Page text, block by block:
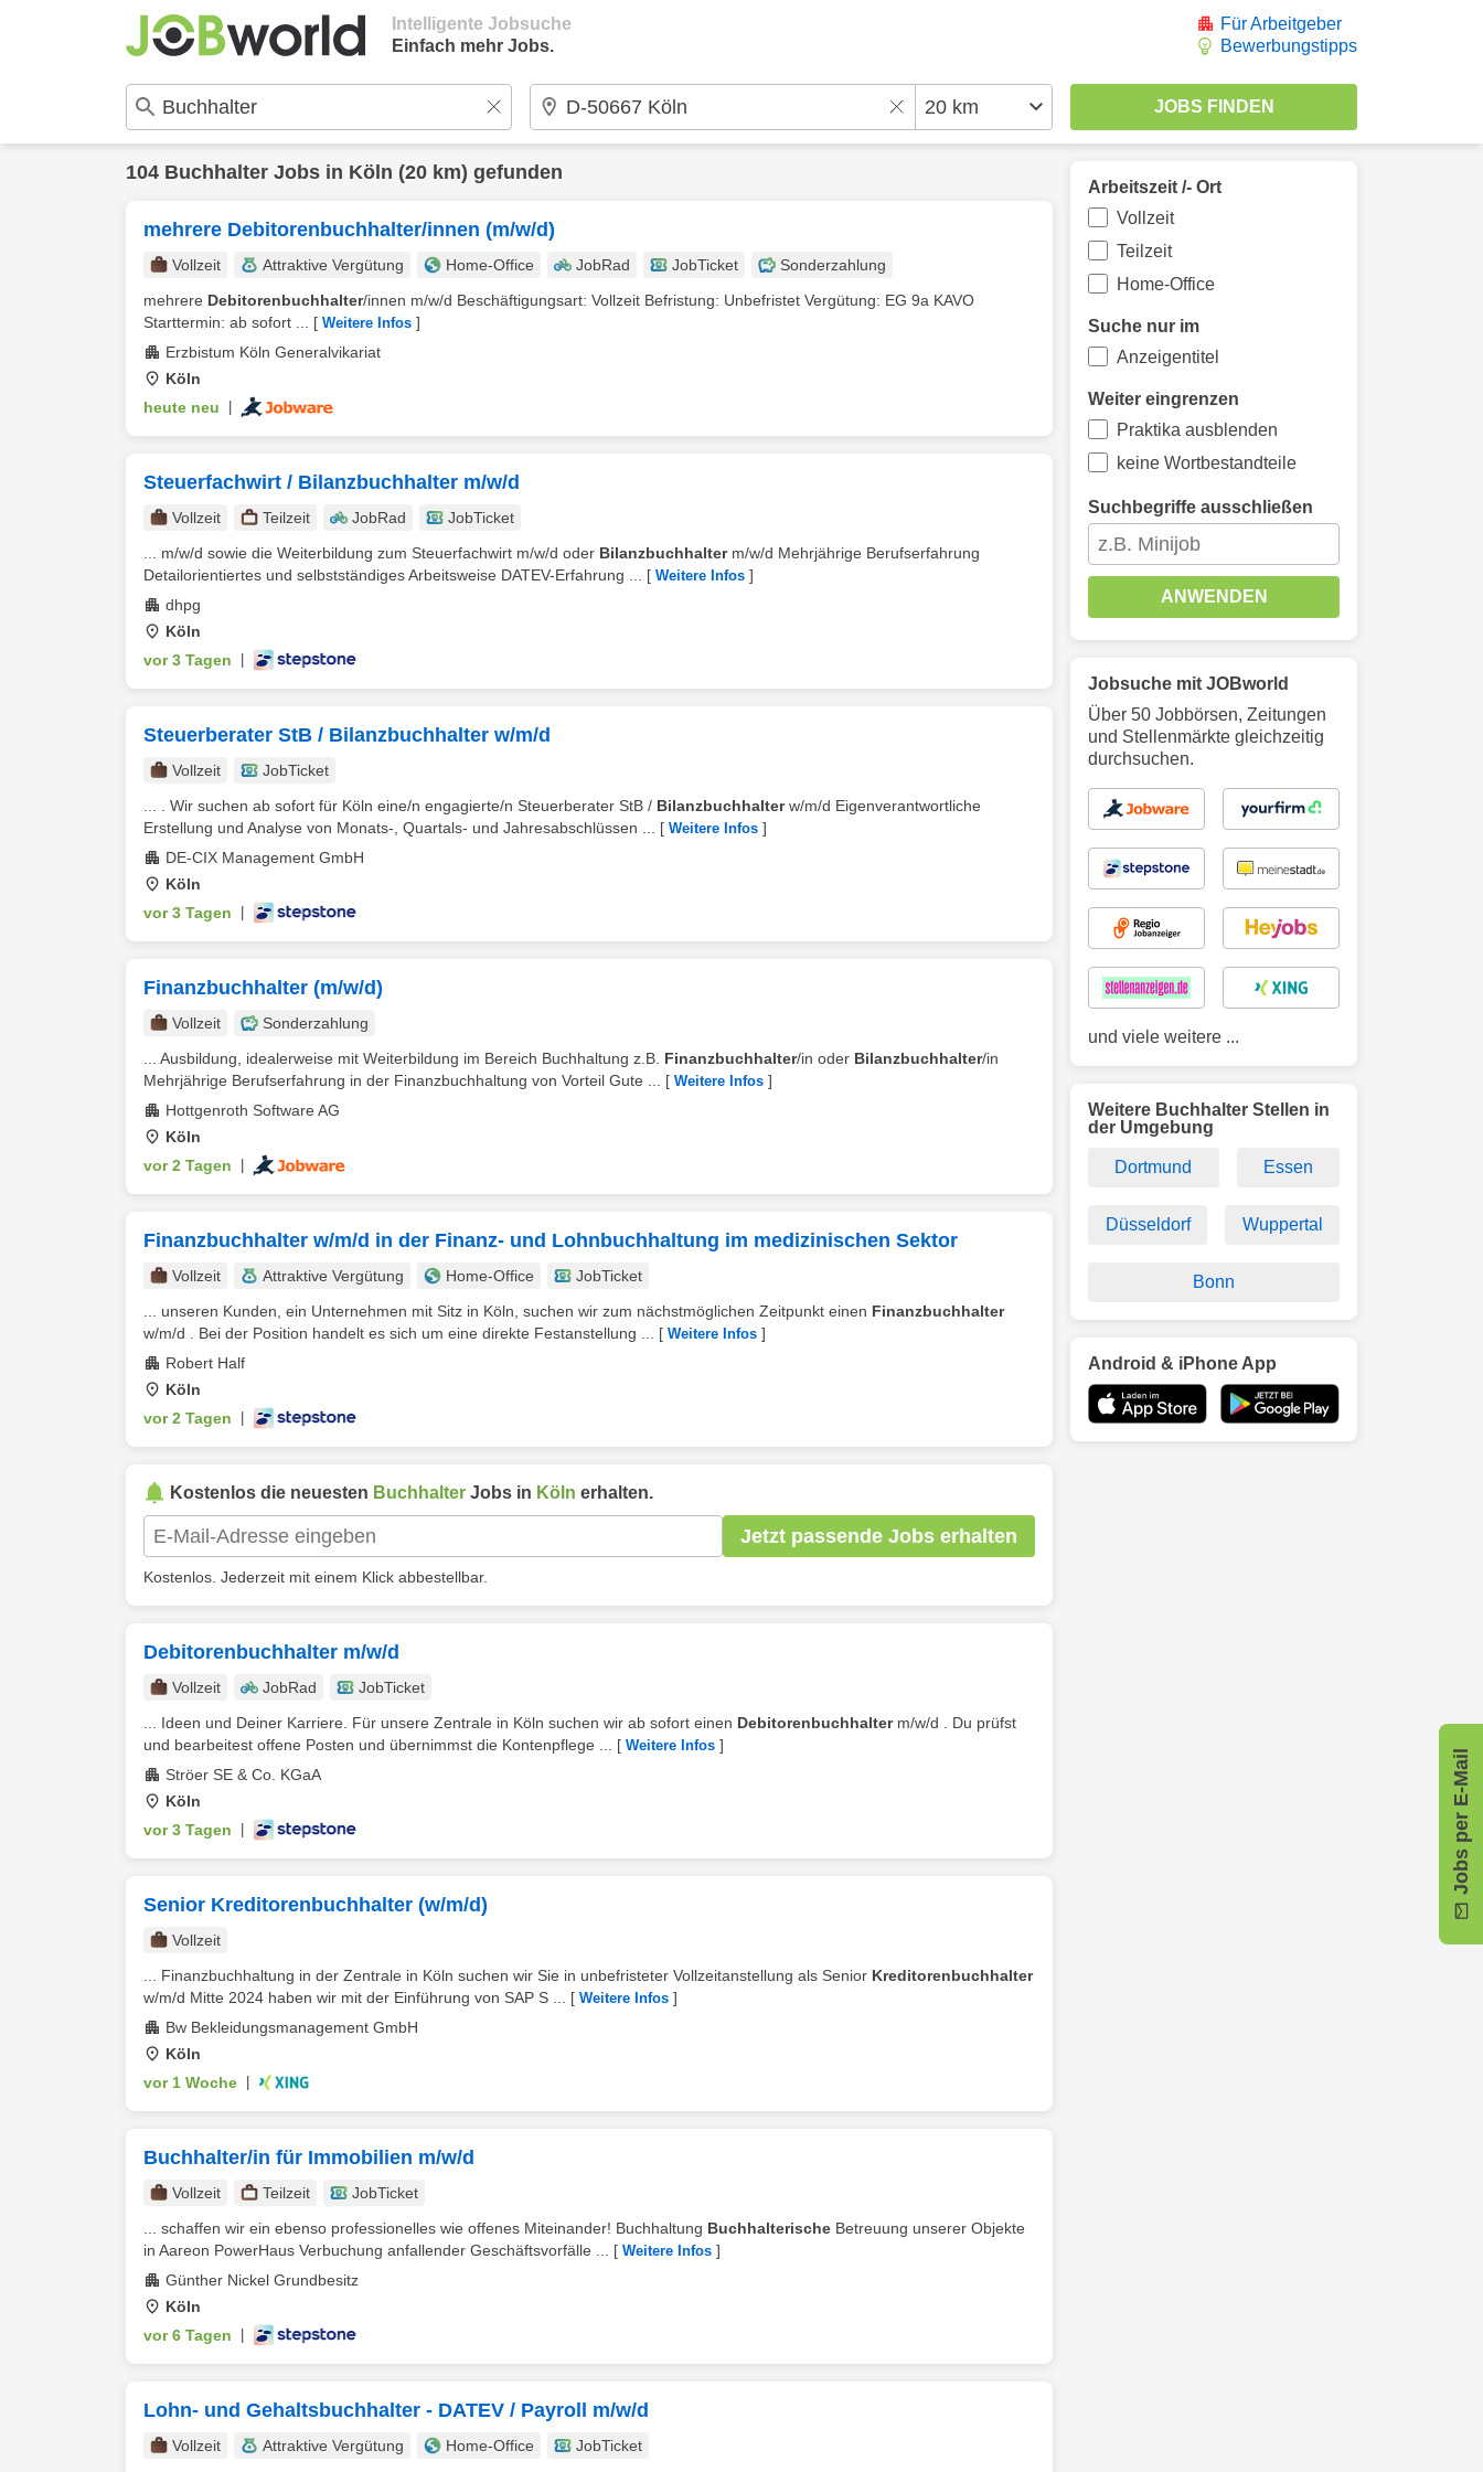
Intelligente Jobsuche
Einfach mehr Jobs.
Für Arbeitgeber
Bewerbungstipps
104 Buchhalter Jobs in Köln (20 km) gefunden
mehrere Debitorenbuchhalter/innen (m/w/d)
Vollzeit Attraktive Vergütung Home-Office JobRad JobTicket
Sonderzahlung
mehrere Debitorenbuchhalter/innen m/w/d Beschäftigungsart: Vollzeit Befristung: Unbefristet Vergütung: EG 9a KAVO
Starttermin: ab sofort ...
[ Weitere Infos ]
Erzbistum Köln Generalvikariat
Köln
heute neu
Steuerfachwirt / Bilanzbuchhalter m/w/d
Vollzeit Teilzeit JobRad
JobTicket
... m/w/d sowie die Weiterbildung zum Steuerfachwirt m/w/d oder Bilanzbuchhalterm/w/d Mehrjährige Berufserfahrung
Detailorientiertes und selbstständiges Arbeitsweise DATEV-Erfahrung ...
[ Weitere Infos ]
dhpg
Köln
vor 3 Tagen
Steuerberater StB / Bilanzbuchhalter w/m/d
Vollzeit
JobTicket
... . Wir suchen ab sofort für Köln eine/n engagierte/n Steuerberater StB / Bilanzbuchhalterw/m/d Eigenverantwortliche
Erstellung und Analyse von Monats-, Quartals- und Jahresabschlüssen ...
[ Weitere Infos ]
DE-CIX Management GmbH
Köln
vor 3 Tagen
Finanzbuchhalter (m/w/d)
Vollzeit
Sonderzahlung
... Ausbildung, idealerweise mit Weiterbildung im Bereich Buchhaltung z.B. Finanzbuchhalter/in oder Bilanzbuchhalter/in
Mehrjährige Berufserfahrung in der Finanzbuchhaltung von Vorteil Gute ...
[ Weitere Infos ]
Hottgenroth Software AG
Köln
vor 2 Tagen
Finanzbuchhalter w/m/d in der Finanz- und Lohnbuchhaltung im medizinischen Sektor
Vollzeit Attraktive Vergütung Home-Office
JobTicket
... unseren Kunden, ein Unternehmen mit Sitz in Köln, suchen wir zum nächstmöglichen Zeitpunkt einen Finanzbuchhalter
w/m/d . Bei der Position handelt es sich um eine direkte Festanstellung ...
[ Weitere Infos ]
Robert Half
Köln
vor 2 Tagen
Kostenlos die neuesten Buchhalter Jobs in Köln erhalten.
Jetzt passende Jobs erhalten
Kostenlos. Jederzeit mit einem Klick abbestellbar.
Debitorenbuchhalter m/w/d
Vollzeit JobRad
JobTicket
... Ideen und Deiner Karriere. Für unsere Zentrale in Köln suchen wir ab sofort einen Debitorenbuchhalterm/w/d . Du prüfst
und bearbeitest offene Posten und übernimmst die Kontenpflege ...
[ Weitere Infos ]
Ströer SE & Co. KGaA
Köln
vor 3 Tagen
Senior Kreditorenbuchhalter (w/m/d)
Vollzeit
... Finanzbuchhaltung in der Zentrale in Köln suchen wir Sie in unbefristeter Vollzeitanstellung als Senior Kreditorenbuchhalter
w/m/d Mitte 2024 haben wir mit der Einführung von SAP S ...
[ Weitere Infos ]
Bw Bekleidungsmanagement GmbH
Köln
vor 1 Woche
Buchhalter/in für Immobilien m/w/d
Vollzeit Teilzeit
JobTicket
... schaffen wir ein ebenso professionelles wie offenes Miteinander! Buchhaltung Buchhalterische Betreuung unserer Objekte
in Aareon PowerHaus Verbuchung anfallender Geschäftsvorfälle ...
[ Weitere Infos ]
Günther Nickel Grundbesitz
Köln
vor 6 Tagen
Lohn- und Gehaltsbuchhalter - DATEV / Payroll m/w/d
Vollzeit Attraktive Vergütung Home-Office JobTicket
Jobs per E-Mail
Arbeitszeit /- Ort
Vollzeit
Teilzeit
Home-Office
Suche nur im
Anzeigentitel
Weiter eingrenzen
Praktika ausblenden
keine Wortbestandteile
Suchbegriffe ausschließen
ANWENDEN
Jobsuche mit JOBworld
Über 50 Jobbörsen, Zeitungen
und Stellenmärkte gleichzeitig
durchsuchen.
und viele weitere ...
Weitere Buchhalter Stellen in
der Umgebung
Dortmund Essen
Düsseldorf Wuppertal
Bonn
Android & iPhone App